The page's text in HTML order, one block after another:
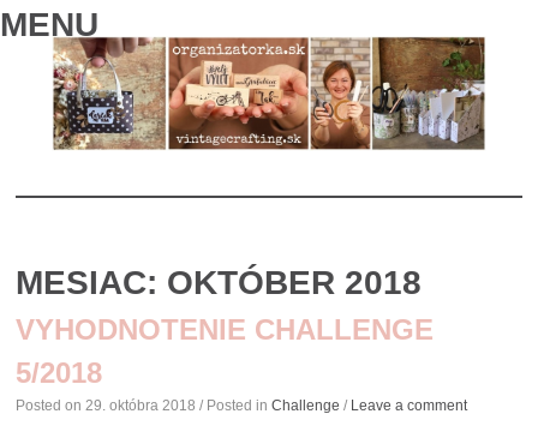
MENU
CONTENT
MESIAC: OKTÓBER 2018
VYHODNOTENIE CHALLENGE
5/2018
Posted on 29. októbra 2018 / Posted inChallenge / Leave a comment